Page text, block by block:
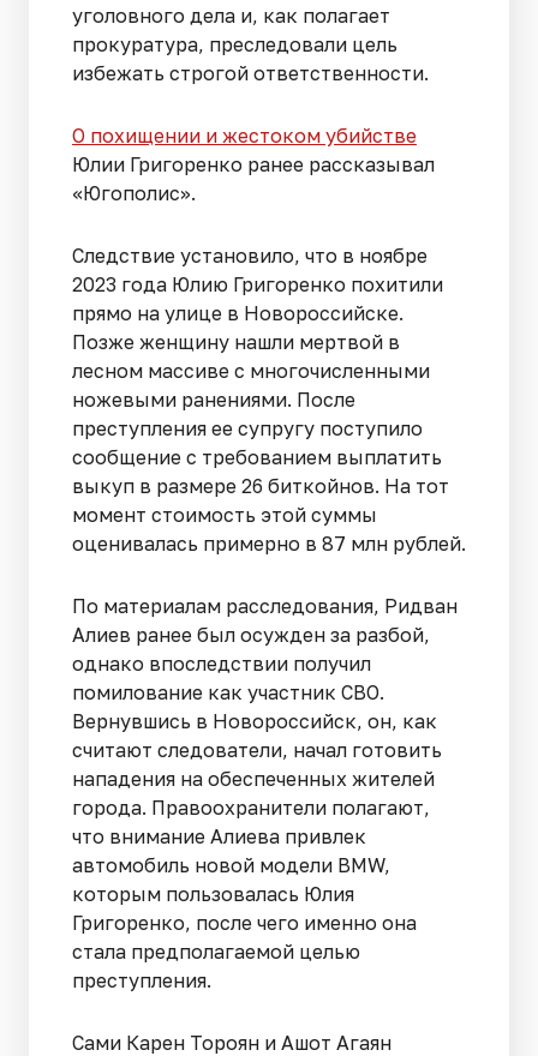
уголовного дела и, как полагает
прокуратура, преследовали цель
избежать строгой ответственности.
О похищении и жестоком убийстве
Юлии Григоренко ранее рассказывал
«Югополис».
Следствие установило, что в ноябре
2023 года Юлию Григоренко похитили
прямо на улице в Новороссийске.
Позже женщину нашли мертвой в
лесном массиве с многочисленными
ножевыми ранениями. После
преступления ее супругу поступило
сообщение с требованием выплатить
выкуп в размере 26 биткойнов. На тот
момент стоимость этой суммы
оценивалась примерно в 87 млн рублей.
По материалам расследования, Ридван
Алиев ранее был осужден за разбой,
однако впоследствии получил
помилование как участник СВО.
Вернувшись в Новороссийск, он, как
считают следователи, начал готовить
нападения на обеспеченных жителей
города. Правоохранители полагают,
что внимание Алиева привлек
автомобиль новой модели BMW,
которым пользовалась Юлия
Григоренко, после чего именно она
стала предполагаемой целью
преступления.
Сами Карен Тороян и Ашот Агаян